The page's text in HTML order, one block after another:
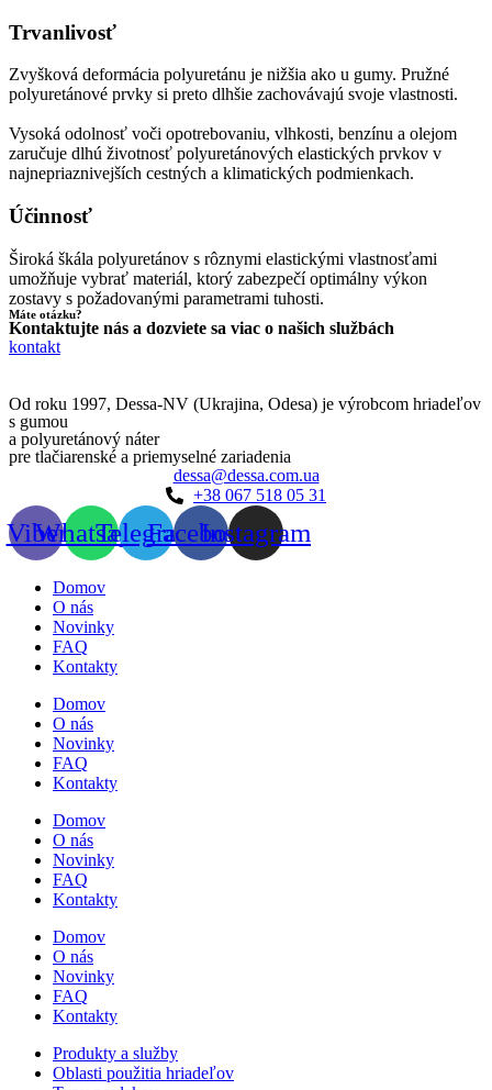
Trvanlivosť
Zvyšková deformácia polyuretánu je nižšia ako u gumy. Pružné
polyuretánové prvky si preto dlhšie zachovávajú svoje vlastnosti.
Vysoká odolnosť voči opotrebovaniu, vlhkosti, benzínu a olejom
zaručuje dlhú životnosť polyuretánových elastických prvkov v
najnepriaznivejších cestných a klimatických podmienkach.
Účinnosť
Široká škála polyuretánov s rôznymi elastickými vlastnosťami
umožňuje vybrať materiál, ktorý zabezpečí optimálny výkon
zostavy s požadovanými parametrami tuhosti.
Máte otázku?
Kontaktujte nás a dozviete sa viac o našich službách
kontakt
Od roku 1997, Dessa-NV (Ukrajina, Odesa) je výrobcom hriadeľov
s gumou
a polyuretánový náter
pre tlačiarenské a priemyselné zariadenia
dessa@dessa.com.ua
+38 067 518 05 31
ViberWhatsappTelegramFacebookInstagram
Domov
O nás
Novinky
FAQ
Kontakty
Domov
O nás
Novinky
FAQ
Kontakty
Domov
O nás
Novinky
FAQ
Kontakty
Domov
O nás
Novinky
FAQ
Kontakty
Produkty a služby
Oblasti použitia hriadeľov